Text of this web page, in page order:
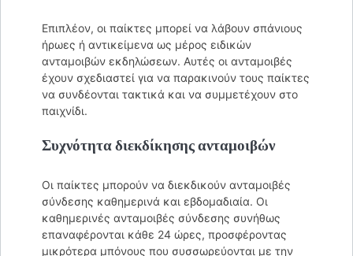
Επιπλέον, οι παίκτες μπορεί να λάβουν σπάνιους
ήρωες ή αντικείμενα ως μέρος ειδικών
ανταμοιβών εκδηλώσεων. Αυτές οι ανταμοιβές
έχουν σχεδιαστεί για να παρακινούν τους παίκτες
να συνδέονται τακτικά και να συμμετέχουν στο
παιχνίδι.
Συχνότητα διεκδίκησης ανταμοιβών
Οι παίκτες μπορούν να διεκδικούν ανταμοιβές
σύνδεσης καθημερινά και εβδομαδιαία. Οι
καθημερινές ανταμοιβές σύνδεσης συνήθως
επαναφέρονται κάθε 24 ώρες, προσφέροντας
μικρότερα μπόνους που συσσωρεύονται με την